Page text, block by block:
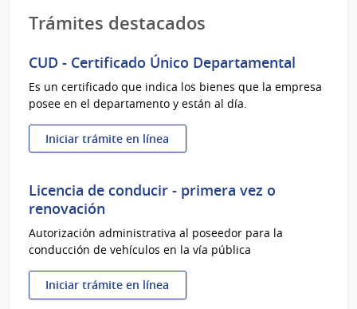
Trámites destacados
CUD - Certificado Único Departamental
Es un certificado que indica los bienes que la empresa
posee en el departamento y están al día.
Iniciar trámite en línea
:
-
Departamental
Licencia de conducir - primera vez o
renovación
Autorización administrativa al poseedor para la
conducción de vehículos en la vía pública
Iniciar trámite en línea
: